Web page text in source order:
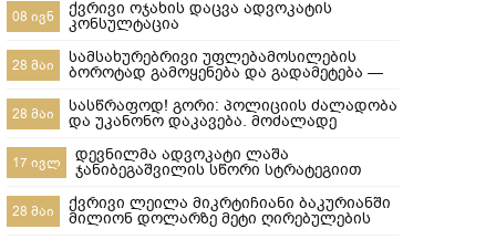
შესაჩერებლად ?
08 ივნ ქვრივი ოჯახის დაცვა ადვოკატის
კონსულტაცია
28 მაი სამსახურებრივი უფლებამოსილების
ბოროტად გამოყენება და გადამეტება —
რა ხდება გორში და რა სასამართლო
პასუხისმგებლობა ეკისრება
პოლიციელებს
28 მაი სასწრაფოდ! გორი: პოლიციის ძალადობა
და უკანონო დაკავება. მოძალადე
პოლიციელები ყველანი დაუყოვნებლივ
სამსახურებიდან უნდა იქნეს გაშვებული
და პასუხისიგებაში მიცემული! ​ყველამ
უნდა ნახოს, რა ხდება რეალურად!
გორში,10-მა პოლიციელმა სასტიკად
სცემა მოქალაქე, ახლა კ
17 ივლ დევნილმა ადვოკატი ლაშა
ჯანიბეგაშვილის სწორი სტრატეგიით
დევნილთა სამინისტროს დავები მოუგო
28 მაი ქვრივი ლეილა მიკრტიჩიანი ბაკურიანში
მილიონ დოლარზე მეტი ღირებულების
სასტუმროს დაკარგვისგან თიბისი